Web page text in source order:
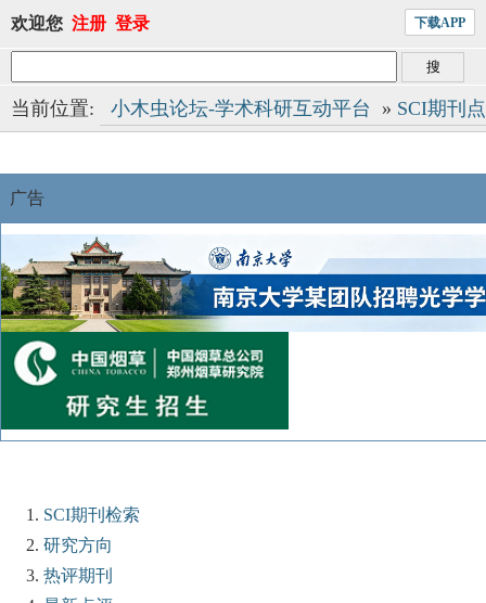
欢迎您 注册 登录 下载APP
当前位置: 小木虫论坛-学术科研互动平台 » SCI期刊
广告
SCI期刊检索
研究方向
热评期刊